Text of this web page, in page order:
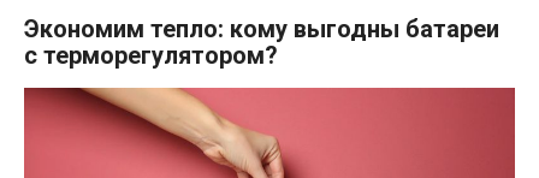
Экономим тепло: кому выгодны батареи
с терморегулятором?